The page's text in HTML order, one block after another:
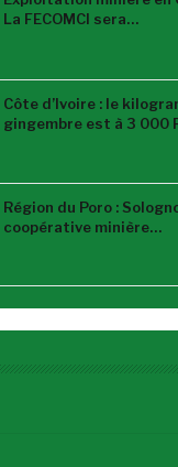
La FECOMCI sera…
Côte d’Ivoire : le
gingembre est à 3 000
Région du Poro :
coopérative minière…